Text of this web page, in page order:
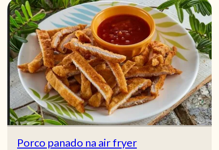
Porco panado na air fryer